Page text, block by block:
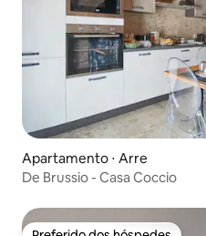
Apartamento ⋅ Arre
De Brussio - Casa Coccio